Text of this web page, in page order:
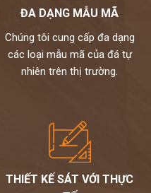
ĐA DẠNG MẪU MÃ
Chúng tôi cung cấp đa dạng
các loại mẫu mã của đá tự
nhiên trên thị trường.
THIẾT KẾ SÁT VỚI THỰC